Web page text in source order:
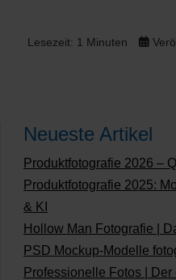
Lesezeit: 1 Minuten
Neueste Artikel
Produktfotografie 2026 –
Produktfotografie 2025:
& KI
Hollow Man Fotografie |
PSD Mockup-Modelle
Professionelle Fotos |